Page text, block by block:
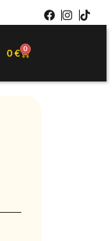
0€ 0